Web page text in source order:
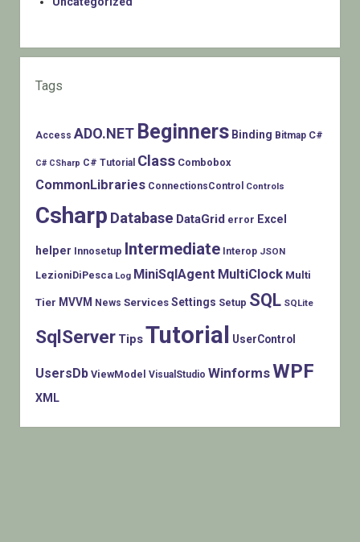
Tags
Access ADO.NET Beginners Binding Bitmap C#
C# CSharp C# Tutorial Class Combobox
CommonLibraries ConnectionsControl Controls
Csharp Database DataGrid error Excel
helper Innosetup Intermediate Interop JSON
LezioniDiPesca Log MiniSqlAgent MultiClock Multi
Tier MVVM News Services Settings Setup SQL SQLite
SqlServer TipsTutorial UserControl
UsersDb ViewModel VisualStudio WinformsWPF
XML